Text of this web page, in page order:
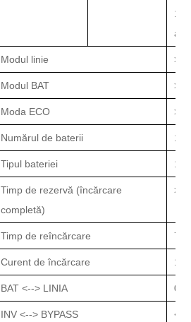
Modul linie >
Modul BAT
Moda ECO
Numărul de baterii 16
Tipul bateriei
Timp de rezervă (încărcare
completă)
>
Timp de reîncărcare 7
Curent de încărcare
BAT <--> LINIA 0
INV <--> BYPASS <4